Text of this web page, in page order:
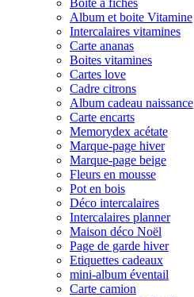
Boite à fiches
Album et boite Vitamine
Intercalaires vitamines
Carte ananas
Boites vitamines
Cartes love
Cadre citrons
Album cadeau naissance
Carte encarts
Memorydex acétate
Marque-page hiver
Marque-page beige
Fleurs en mousse
Pot en bois
Déco intercalaires
Intercalaires planner
Maison déco Noël
Page de garde hiver
Etiquettes cadeaux
mini-album éventail
Carte camion